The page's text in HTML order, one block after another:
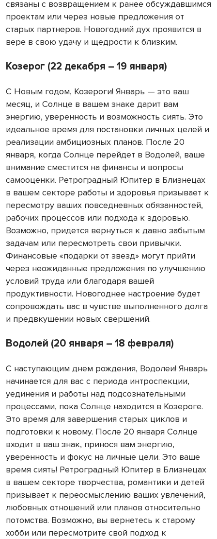
связаны с возвращением к ранее обсуждавшимся
проектам или через новые предложения от
старых партнеров. Новогодний дух проявится в
вере в свою удачу и щедрости к близким.
Козерог (22 декабря – 19 января)
С Новым годом, Козероги! Январь — это ваш
месяц, и Солнце в вашем знаке дарит вам
энергию, уверенность и возможность сиять. Это
идеальное время для постановки личных целей и
реализации амбициозных планов. После 20
января, когда Солнце перейдет в Водолей, ваше
внимание сместится на финансы и вопросы
самооценки. Ретроградный Юпитер в Близнецах
в вашем секторе работы и здоровья призывает к
пересмотру ваших повседневных обязанностей,
рабочих процессов или подхода к здоровью.
Возможно, придется вернуться к давно забытым
задачам или пересмотреть свои привычки.
Финансовые «подарки от звезд» могут прийти
через неожиданные предложения по улучшению
условий труда или благодаря вашей
продуктивности. Новогоднее настроение будет
сопровождать вас в чувстве выполненного долга
и предвкушении новых свершений.
Водолей (20 января – 18 февраля)
С наступающим днем рождения, Водолеи! Январь
начинается для вас с периода интроспекции,
уединения и работы над подсознательными
процессами, пока Солнце находится в Козероге.
Это время для завершения старых циклов и
подготовки к новому. После 20 января Солнце
входит в ваш знак, принося вам энергию,
уверенность и фокус на личные цели. Это ваше
время сиять! Ретроградный Юпитер в Близнецах
в вашем секторе творчества, романтики и детей
призывает к переосмыслению ваших увлечений,
любовных отношений или планов относительно
потомства. Возможно, вы вернетесь к старому
хобби или пересмотрите свой подход к